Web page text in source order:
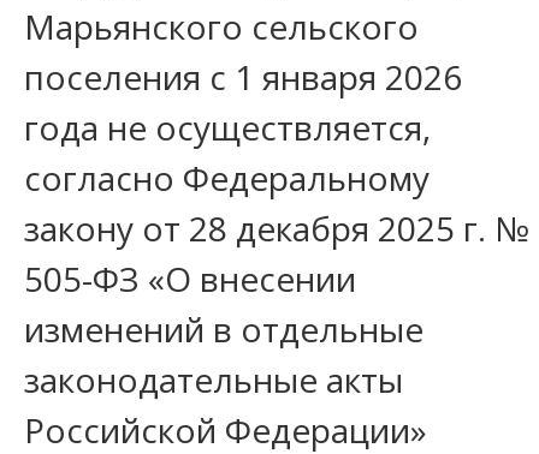
Марьянского сельского
поселения с 1 января 2026
года не осуществляется,
согласно Федеральному
закону от 28 декабря 2025 г. №
505-ФЗ «О внесении
изменений в отдельные
законодательные акты
Российской Федерации»